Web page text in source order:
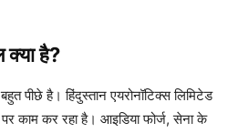
क्या है?
पीछे है। हिंदुस्तान एयरोनॉटिक्स लिमिटेड
काम कर रहा है। आइडिया फोर्ज, सेना के